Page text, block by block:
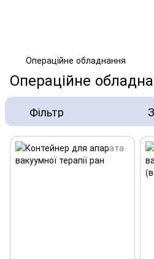
Операційне обладнання
Операційне
Фільтр